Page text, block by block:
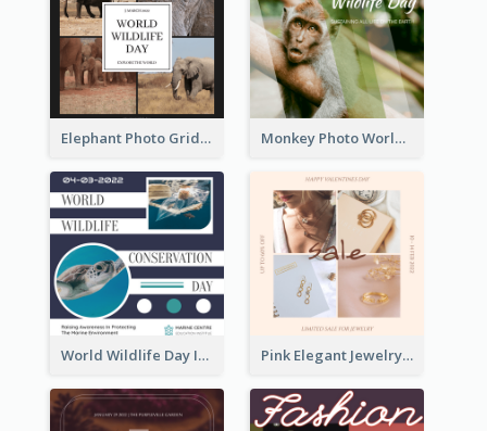
Elephant Photo Grid World Wildlife Day Instagram Post Monkey Photo World Wildlife Day Instagram Post
World Wildlife Day Instagram Post Pink Elegant Jewelry Sale Valentines Day Instagram Post